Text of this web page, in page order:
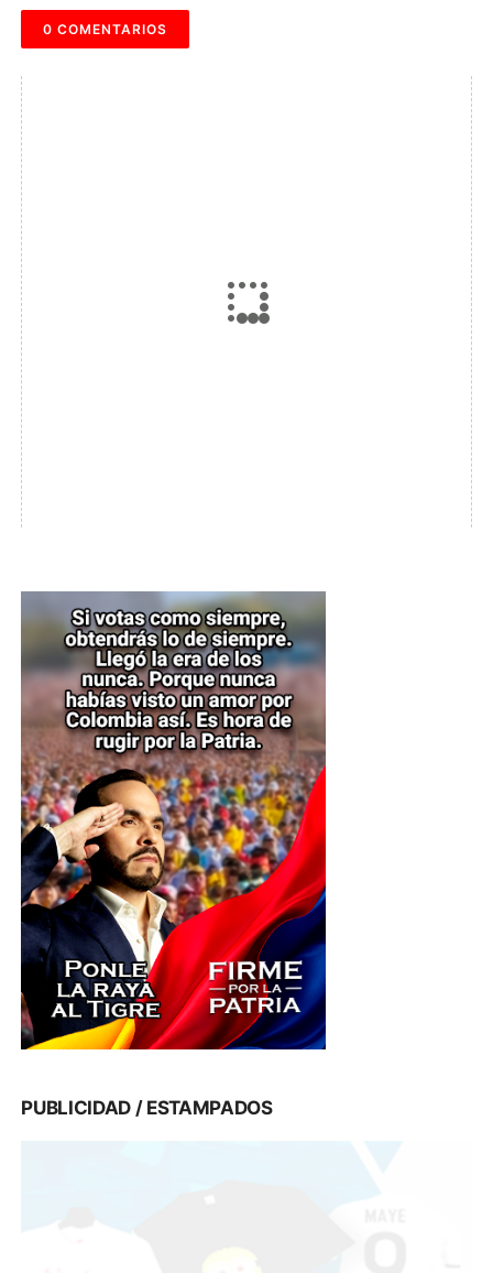
0 COMENTARIOS
PUBLICIDAD / ESTAMPADOS